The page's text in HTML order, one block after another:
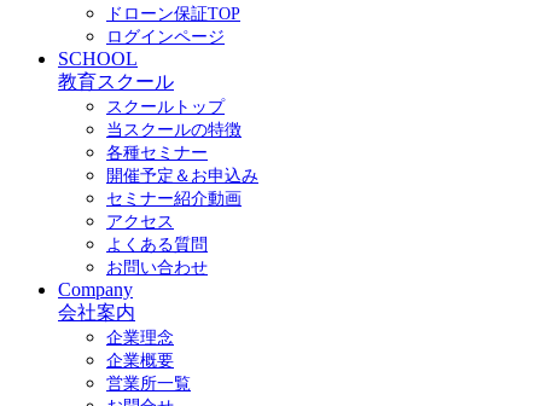
ドローン保証TOP
ログインページ
SCHOOL
教育スクール
スクールトップ
当スクールの特徴
各種セミナー
開催予定＆お申込み
セミナー紹介動画
アクセス
よくある質問
お問い合わせ
Company
会社案内
企業理念
企業概要
営業所一覧